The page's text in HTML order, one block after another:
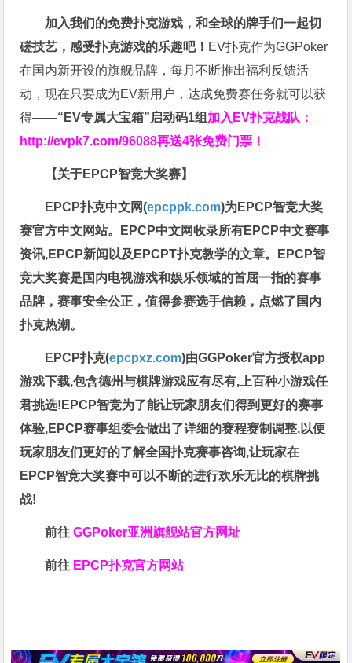
加入我们的免费扑克游戏，和全球的牌手们一起切
磋技艺，感受扑克游戏的乐趣吧！ EV扑克作为GGPoker
在国内新开设的旗舰品牌，每月不断推出福利反馈活
动，现在只要成为EV新用户，达成免费赛任务就可以获
得——“EV专属大宝箱”启动码1组 加入EV扑克战队：
http://evpk7.com/96088再送4张免费门票！
【关于EPCP智竞大奖赛】
EPCP扑克中文网(epcppk.com)为EPCP智竞大奖
赛官方中文网站。EPCP中文网收录所有EPCP中文赛事
资讯,EPCP新闻以及EPCPT扑克教学的文章。EPCP智
竞大奖赛是国内电视游戏和娱乐领域的首屈一指的赛事
品牌，赛事安全公正，值得参赛选手信赖，点燃了国内
扑克热潮。
EPCP扑克(epcpxz.com)由GGPoker官方授权app
游戏下载,包含德州与棋牌游戏应有尽有,上百种小游戏任
君挑选!EPCP智竞为了能让玩家朋友们得到更好的赛事
体验,EPCP赛事组委会做出了详细的赛程赛制调整,以便
玩家朋友们更好的了解全国扑克赛事咨询,让玩家在
EPCP智竞大奖赛中可以不断的进行欢乐无比的棋牌挑
战!
前往GGPoker亚洲旗舰站官方网址
前往 EPCP扑克官方网站